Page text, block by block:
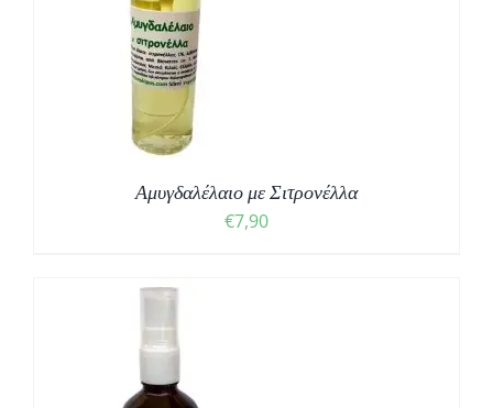
Αμυγδαλέλαιο με Σιτρονέλλα
€7,90